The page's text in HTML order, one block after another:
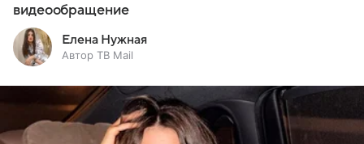
видеообращение
Елена Нужная
Автор ТВ Mail